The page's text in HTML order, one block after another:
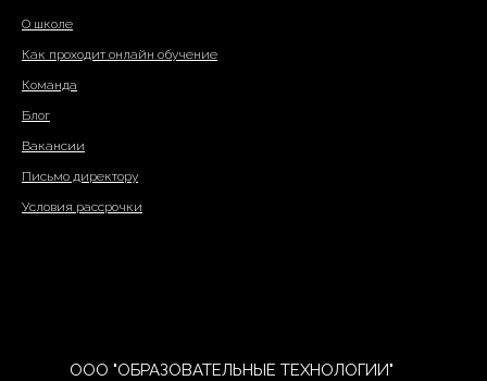
О школе
Как проходит онлайн обучение
Команда
Блог
Вакансии
Письмо директору
Условия рассрочки
ООО "ОБРАЗОВАТЕЛЬНЫЕ ТЕХНОЛОГИИ"